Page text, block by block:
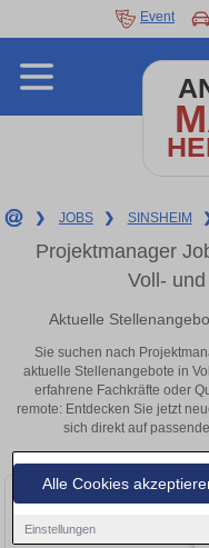
Alle Cookies
Einstellungen
Event
❯ JOBS ❯ SINSHEIM
Projektmanager
Voll-
Aktuelle
Sie suchen nach
aktuelle Stellenangebote in
erfahrene Fachkräfte oder
remote: Entdecken Sie jetzt
sich direkt auf